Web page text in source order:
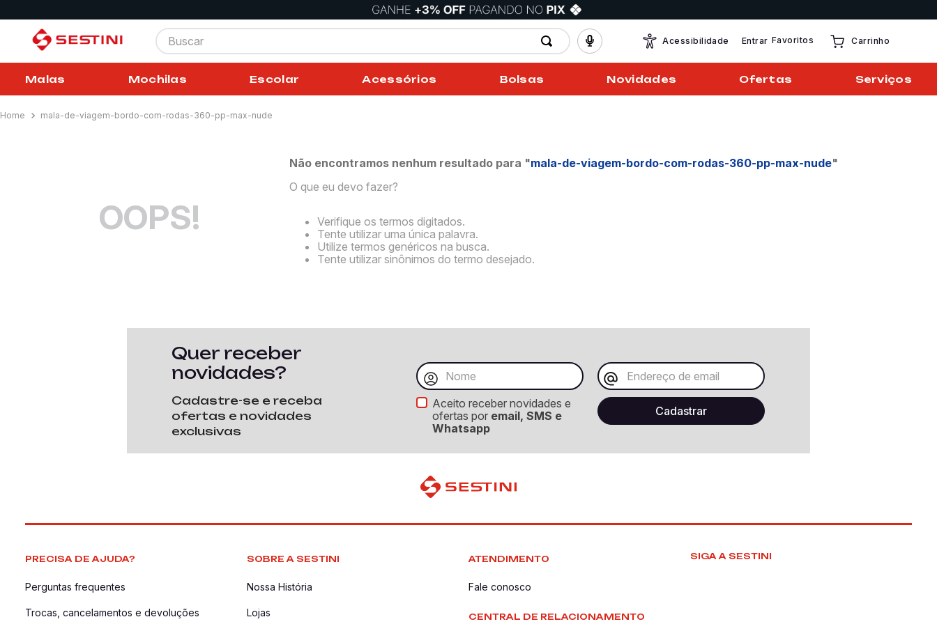
Buscar
Acessibilidade Entrar Favoritos Carrinho
Malas Mochilas Escolar Acessórios Bolsas Novidades Ofertas Serviços
mala-de-viagem-bordo-com-rodas-360-pp-max-nude
OOPS!
Não encontramos nenhum resultado para "mala-de-viagem-bordo-com-rodas-360-pp-max-nude"
O que eu devo fazer?
Verifique os termos digitados.
Tente utilizar uma única palavra.
Utilize termos genéricos na busca.
Tente utilizar sinônimos do termo desejado.
Quer receber
novidades?
Cadastre-se e receba
ofertas e novidades
exclusivas
Aceito receber novidades e
ofertas por email, SMS e
Whatsapp
PRECISA DE AJUDA?
Perguntas frequentes
Trocas, cancelamentos e devoluções
SOBRE A SESTINI
Nossa História
Lojas
ATENDIMENTO
Fale conosco
CENTRAL DE RELACIONAMENTO
SIGA A SESTINI